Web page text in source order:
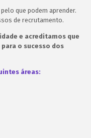
que podem aprender.
de recrutamento.
e acreditamos que
o sucesso dos
áreas: